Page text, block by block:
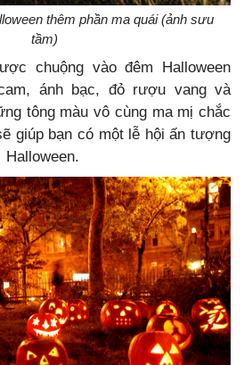
thêm phần ma quái (ảnh sưu
tầm)
chuộng vào đêm Halloween
ánh bạc, đỏ rượu vang và
tông màu vô cùng ma mị chắc
giúp bạn có một lễ hội ấn tượng